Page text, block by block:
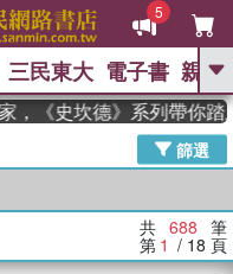
5
GO
The Odyssey 、
如果歷史是一群喵 、 暑期
灣的李登輝時代 、 數學女
想
偉大的迷走神經
三民東大 電子書 親子
坎德》系列帶你踏上熱
篩選
共 688 筆
第 1 / 18 頁